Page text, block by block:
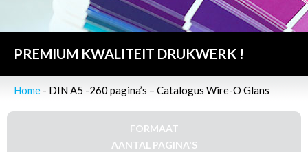
PREMIUM KWALITEIT DRUKWERK !
Home - DIN A5 -260 pagina’s – Catalogus Wire-O Glans
FORMAAT
AANTAL PAGINA'S